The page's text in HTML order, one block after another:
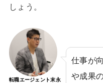
しょう。
転職エージェント末永
仕事が
や成果